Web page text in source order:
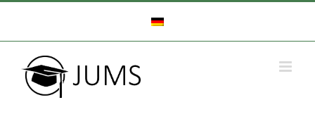
Zum
springen